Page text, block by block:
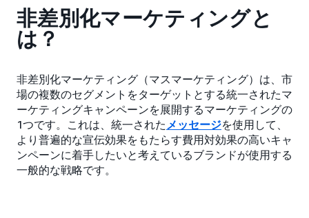
非差別化マーケティングと
は？
非差別化マーケティング（マスマーケティング）は、市
場の複数のセグメントをターゲットとする統一されたマ
ーケティングキャンペーンを展開するマーケティングの
1つです。これは、統一された メッセージを使用して、
より普遍的な宣伝効果をもたらす費用対効果の高いキャ
ンペーンに着手したいと考えているブランドが使用する
一般的な戦略です。